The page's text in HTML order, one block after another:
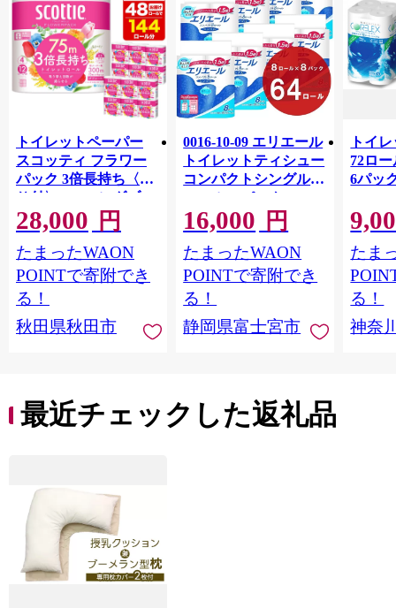
トイレットペーパー
スコッティ フラワー
パック 3倍長持ち〈香
り付〉4ロール(ダブ
ル)×12パック 日用品
最短翌日発送 [スコッ
ティ フラワーパック
トイレットペーパー
日本製紙クレシア] 秋
田県秋田市
28,000 円
たまったWAON
POINTで寄附でき
る！
秋田県秋田市
0016-10-09 エリエール
トイレットティシュー
コンパクトシングル 8
ロール×8パック 64ロ
ール 1.5倍巻 82.5m
トイレットペーパー
シングル パルプ100％
香りつき 日用品 消耗
品 備蓄
16,000 円
たまったWAON
POINTで寄附でき
る！
静岡県富士宮市
トイ
72ロ
6パッ
FSCリ
長巻タ
100％
防災
ペー
川県
トペー
たま
る！
神奈
最近チェックした返礼品